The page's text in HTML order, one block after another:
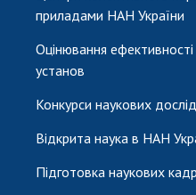
приладами НАН України
Оцінювання ефективності
установ
Конкурси наукових
Відкрита наука в НАН
Підготовка наукових